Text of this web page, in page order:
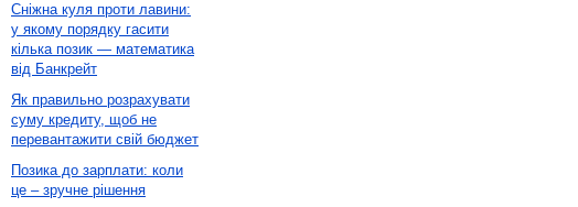
Сніжна куля проти лавини:
у якому порядку гасити
кілька позик — математика
від Банкрейт
Як правильно розрахувати
суму кредиту, щоб не
перевантажити свій бюджет
Позика до зарплати: коли
це – зручне рішення